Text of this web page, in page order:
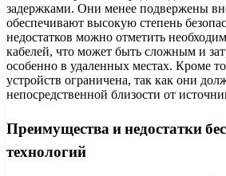
задержками. Они менее подвержены
обеспечивают высокую степень
недостатков можно отметить
кабелей, что может быть сложным и
особенно в удаленных местах. Кроме
устройств ограничена, так как они
непосредственной близости от
Преимущества и недостатки
технологий